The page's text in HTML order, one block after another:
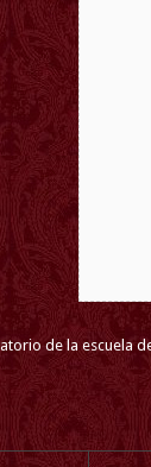
de la escuela